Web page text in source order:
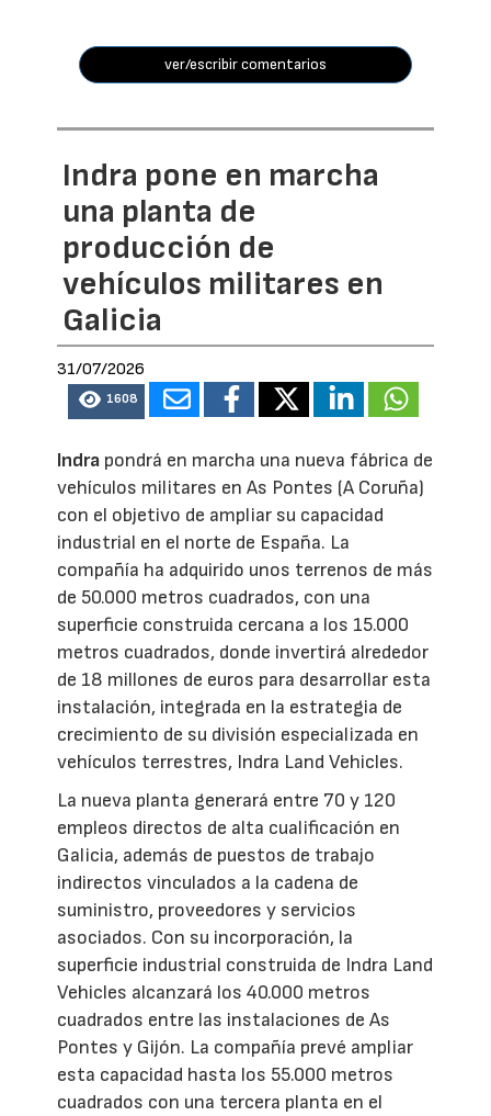
ver/escribir comentarios
Indra pone en marcha
una planta de
producción de
vehículos militares en
Galicia
31/07/2026
1608
Indra pondrá en marcha una nueva fábrica de
vehículos militares en As Pontes (A Coruña)
con el objetivo de ampliar su capacidad
industrial en el norte de España. La
compañía ha adquirido unos terrenos de más
de 50.000 metros cuadrados, con una
superficie construida cercana a los 15.000
metros cuadrados, donde invertirá alrededor
de 18 millones de euros para desarrollar esta
instalación, integrada en la estrategia de
crecimiento de su división especializada en
vehículos terrestres, Indra Land Vehicles.
La nueva planta generará entre 70 y 120
empleos directos de alta cualificación en
Galicia, además de puestos de trabajo
indirectos vinculados a la cadena de
suministro, proveedores y servicios
asociados. Con su incorporación, la
superficie industrial construida de Indra Land
Vehicles alcanzará los 40.000 metros
cuadrados entre las instalaciones de As
Pontes y Gijón. La compañía prevé ampliar
esta capacidad hasta los 55.000 metros
cuadrados con una tercera planta en el